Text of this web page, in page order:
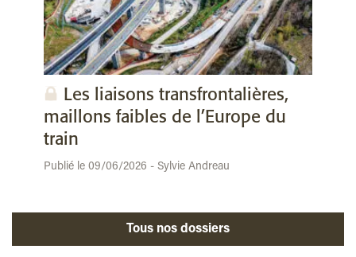
Les liaisons transfrontalières,
maillons faibles de l’Europe du
train
Publié le 09/06/2026 - Sylvie Andreau
Tous nos dossiers